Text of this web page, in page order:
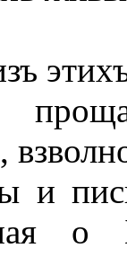
и
о